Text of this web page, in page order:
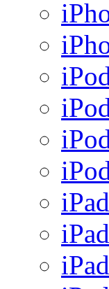
iPod
iPad